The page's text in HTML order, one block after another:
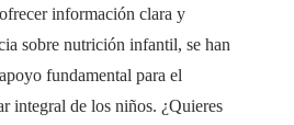
información clara y
sobre nutrición infantil, se han
fundamental para el
integral de los niños. ¿Quieres